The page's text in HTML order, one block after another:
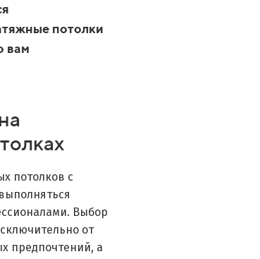
потолки
вам
потолков с
Выбор
от
предпочтений, а